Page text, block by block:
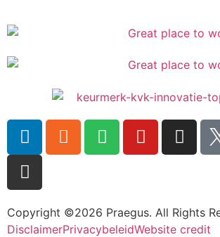
Copyright ©2026 Praegus. All Rights
DisclaimerPrivacybeleidWebsite credit